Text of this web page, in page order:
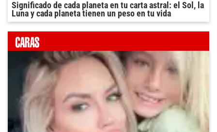
Significado de cada planeta en tu carta astral: el Sol, la
Luna y cada planeta tienen un peso en tu vida